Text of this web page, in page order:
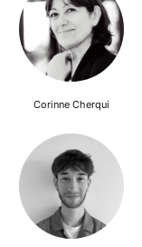
Corinne Cherqui